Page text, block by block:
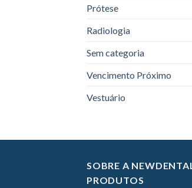
Prótese
Radiologia
Sem categoria
Vencimento Próximo
Vestuário
SOBRE A NEWDENTAL
PRODUTOS